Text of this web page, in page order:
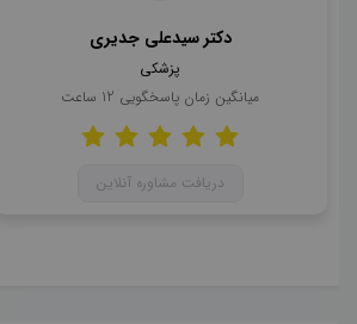
دکتر سیدعلی جدیری
پزشکی
میانگین زمان پاسخگویی 12 ساعت
دریافت مشاوره آنلاین